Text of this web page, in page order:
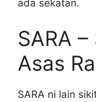
ada sekatan.
SARA
Asas
SARA ni lain